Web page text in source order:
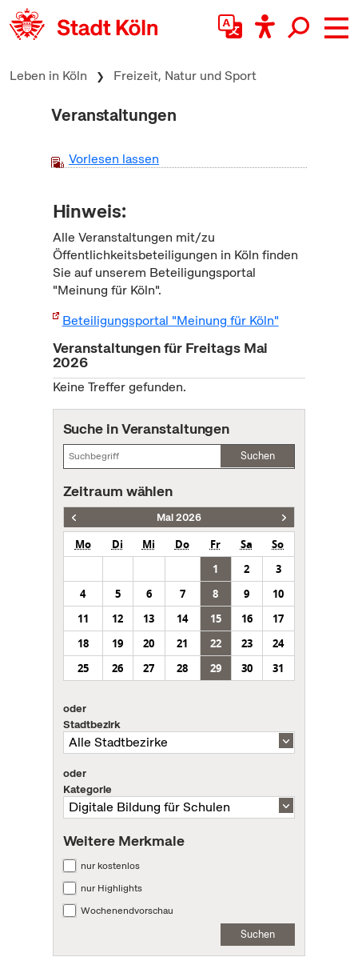
zum Inhalt springen
Leben in Köln Freizeit, Natur und Sport
Veranstaltungen
Vorlesen lassen
Hinweis:
Alle Veranstaltungen mit/zu
Öffentlichkeitsbeteiligungen in Köln finden
Sie auf unserem Beteiligungsportal
"Meinung für Köln".
Beteiligungsportal "Meinung für Köln"
Veranstaltungen für Freitags Mai
2026
Keine Treffer gefunden.
Suche in Veranstaltungen
Suchen
Zeitraum wählen
Mai 2026
Mo Di Mi Do Fr Sa
So
1
2
3
4
5 6 7 8 9
10
11
12 13 14 15 16
17
18
19 20 21 22 23
24
25
26 27 28 29 30 31
oder
Stadtbezirk
oder
Kategorie
Weitere Merkmale
nur kostenlos
nur Highlights
Wochenendvorschau
Suchen